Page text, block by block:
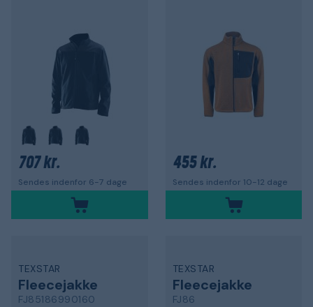
707 kr.
Sendes indenfor 6-7 dage
455 kr.
Sendes indenfor 10-12 dage
TEXSTAR
Fleecejakke
FJ85186990160
TEXSTAR
Fleecejakke
FJ86